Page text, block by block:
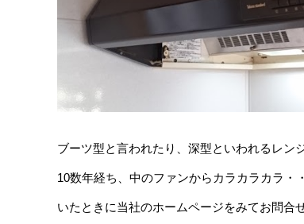
ブーツ型と言われたり、深型といわれるレン
10数年経ち、中のファンからカラカラカラ・
いたときに当社のホームページをみてお問合